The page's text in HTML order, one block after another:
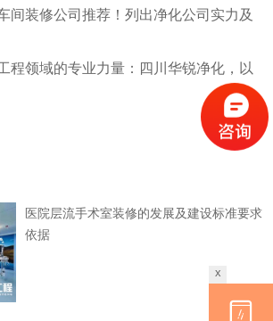
间装修公司推荐！列出净化公司实力及
程领域的专业力量：四川华锐净化，以
医院层流手术室装修的发展及建设标准要求
依据
x